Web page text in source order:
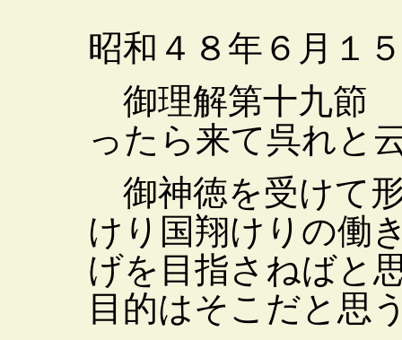
昭和４８年６月１
御理解第十九節
ったら来て呉れと
御神徳を受けて
けり国翔けりの働
げを目指さねばと
目的はそこだと思